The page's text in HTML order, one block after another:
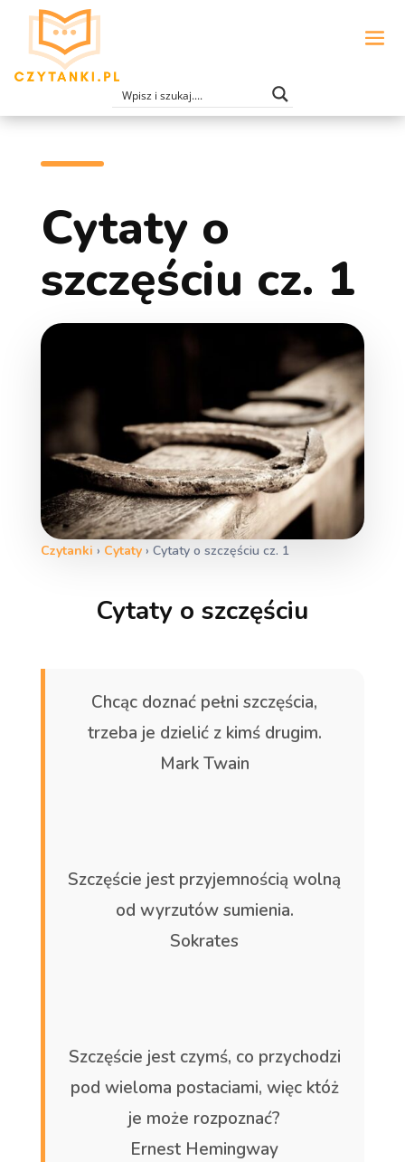
Cytaty o
szczęściu cz. 1
Czytanki › Cytaty› Cytaty o szczęściu cz. 1
Cytaty o szczęściu
Chcąc doznać pełni szczęścia,
trzeba je dzielić z kimś drugim.
MarkTwain
Szczęście jest przyjemnością wolną
od wyrzutów sumienia.
Sokrates
Szczęście jest czymś, co przychodzi
pod wieloma postaciami, więc któż
je może rozpoznać?
Ernest Hemingway